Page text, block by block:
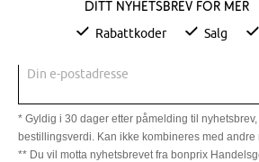
Ditt nyhetsbrev for mer
Rabattkoder Salg
Din e-postadresse
* Gyldig i 30 dager etter påmelding til
bestillingsverdi. Kan ikke kombineres med andre
** Du vil motta nyhetsbrevet fra bonprix